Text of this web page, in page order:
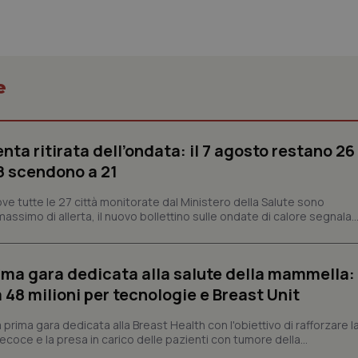
ritirata dell’ondata: il 7 agosto restano
scendono a 21
tutte le 27 città monitorate dal Ministero della Salute sono
di allerta, il nuovo bollettino sulle ondate di calore segnala...
gara dedicata alla salute della mammella:
milioni per tecnologie e Breast Unit
gara dedicata alla Breast Health con l'obiettivo di rafforzare la
e la presa in carico delle pazienti con tumore della...
del sito. Il sito web non è in grado di funzionare correttamente senza questi
Fornitore /Dominio Scadenza
Descrizione
YouTube
.youtube.com
del visitatore riguardo a varie
impostazioni sulla privacy,
preferenze siano onorate nelle
CookieScript
5 mesi 3
Questo cookie viene utilizzato
sui cookie dei visitatori. È
dei cookie di Cookie-Script.com
correttamente.
settimane
2 giorni
abilitare il sistema di tracking